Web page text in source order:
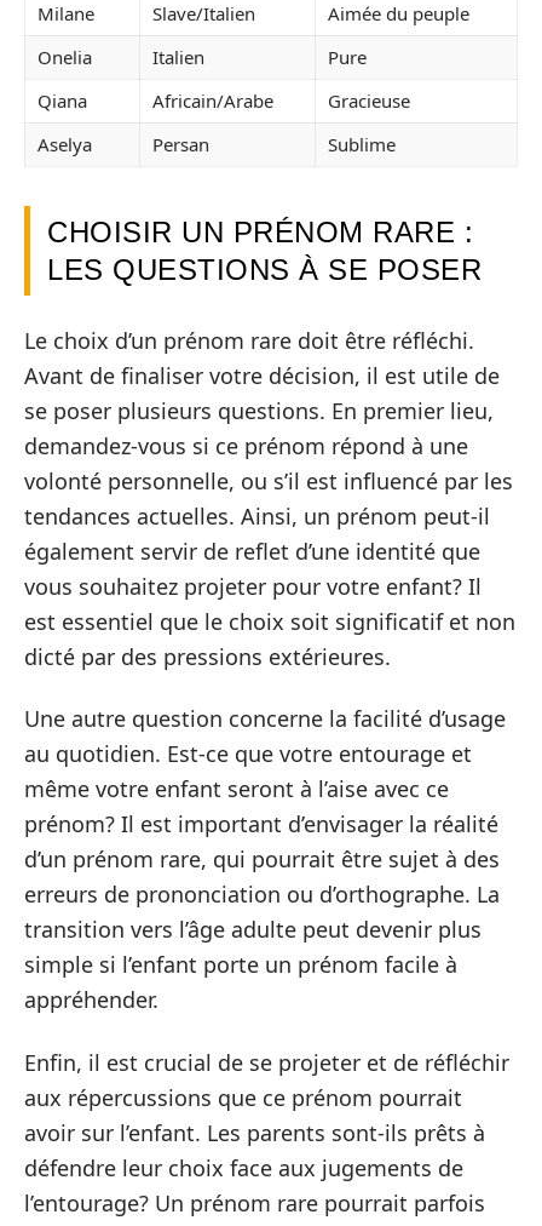
Milane
Slave/Italien
Aimée du peuple
Onelia
Italien
Pure
Qiana
Africain/Arabe
Gracieuse
Aselya
Persan Sublime
CHOISIR UN PRÉNOM RARE :
LES QUESTIONS À SE POSER
Le choix d’un prénom rare doit être réfléchi.
Avant de finaliser votre décision, il est utile de
se poser plusieurs questions. En premier lieu,
demandez-vous si ce prénom répond à une
volonté personnelle, ou s’il est influencé par les
tendances actuelles. Ainsi, un prénom peut-il
également servir de reflet d’une identité que
vous souhaitez projeter pour votre enfant? Il
est essentiel que le choix soit significatif et non
dicté par des pressions extérieures.
Une autre question concerne la facilité d’usage
au quotidien. Est-ce que votre entourage et
même votre enfant seront à l’aise avec ce
prénom? Il est important d’envisager la réalité
d’un prénom rare, qui pourrait être sujet à des
erreurs de prononciation ou d’orthographe. La
transition vers l’âge adulte peut devenir plus
simple si l’enfant porte un prénom facile à
appréhender.
Enfin, il est crucial de se projeter et de réfléchir
aux répercussions que ce prénom pourrait
avoir sur l’enfant. Les parents sont-ils prêts à
défendre leur choix face aux jugements de
l’entourage? Un prénom rare pourrait parfois